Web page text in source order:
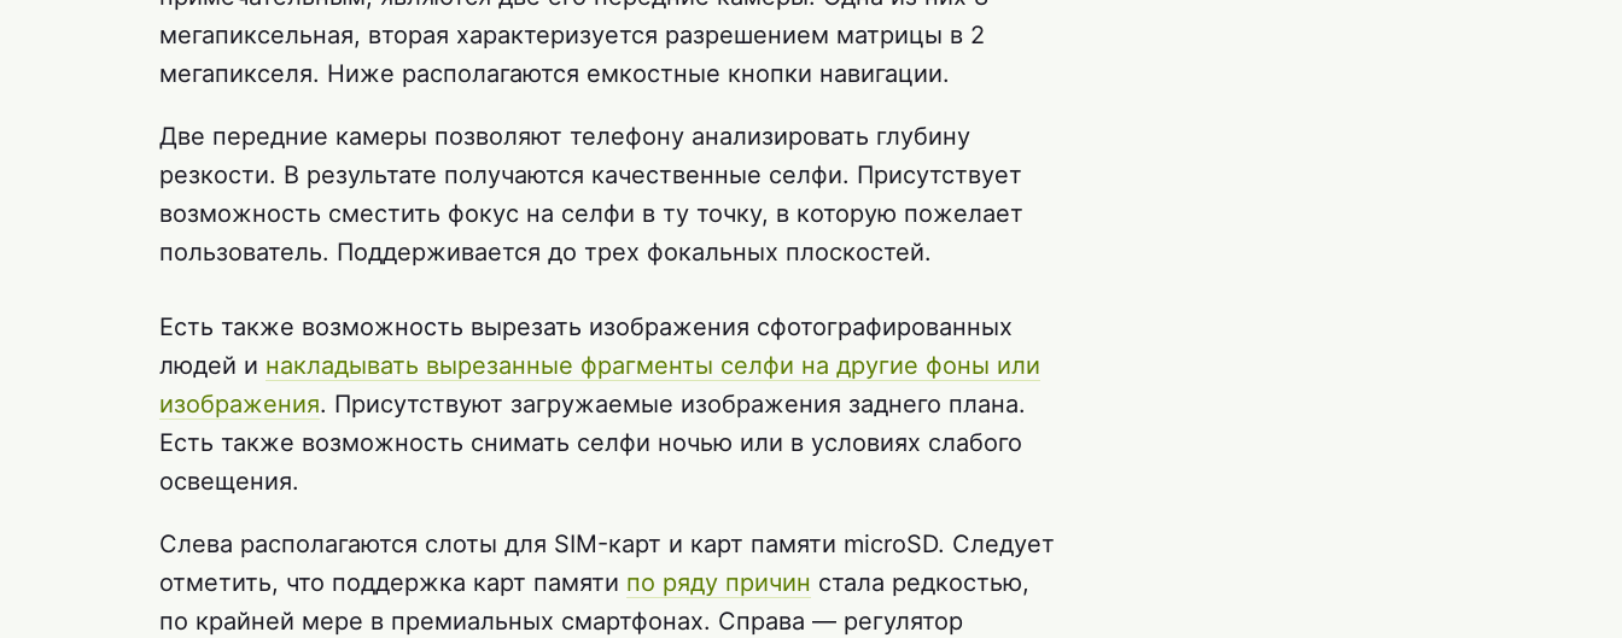
мегапиксельная, вторая характеризуется разрешением матрицы в 2
мегапикселя. Ниже располагаются емкостные кнопки навигации.
Две передние камеры позволяют телефону анализировать глубину
резкости. В результате получаются качественные селфи. Присутствует
возможность сместить фокус на селфи в ту точку, в которую пожелает
пользователь. Поддерживается до трех фокальных плоскостей.
Есть также возможность вырезать изображения сфотографированных
людей и накладывать вырезанные фрагменты селфи на другие фоны или
изображения. Присутствуют загружаемые изображения заднего плана.
Есть также возможность снимать селфи ночью или в условиях слабого
освещения.
Слева располагаются слоты для SIM-карт и карт памяти microSD. Следует
отметить, что поддержка карт памяти по ряду причин стала редкостью,
по крайней мере в премиальных смартфонах. Справа — регулятор